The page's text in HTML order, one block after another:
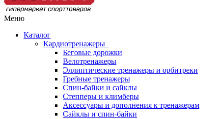
Меню
Каталог
Кардиотренажеры
Беговые дорожки
Велотренажеры
Эллиптические тренажеры и орбитреки
Гребные тренажеры
Спин-байки и сайклы
Степперы и климберы
Аксессуары и дополнения к тренажерам
Сайклы и спин-байки